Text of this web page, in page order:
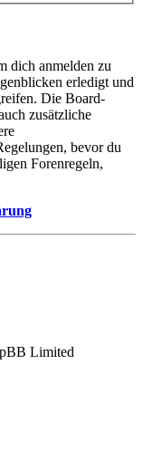
dich anmelden zu
erledigt und
Die Board-
zusätzliche
bevor du
Forenregeln,
Limited